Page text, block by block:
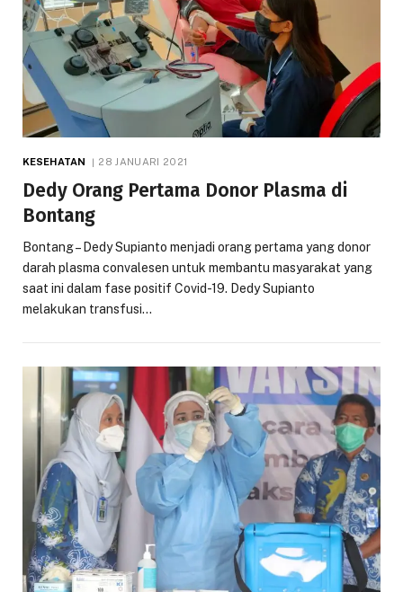
KESEHATAN 28 JANUARI 2021
Dedy Orang Pertama Donor Plasma di
Bontang
Bontang – Dedy Supianto menjadi orang pertama yang donor
darah plasma convalesen untuk membantu masyarakat yang
saat ini dalam fase positif Covid-19. Dedy Supianto
melakukan transfusi…